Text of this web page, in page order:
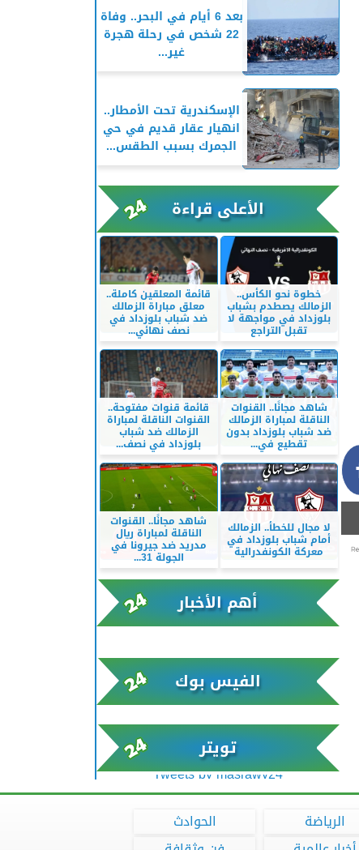
بعد 6 أيام في البحر.. وفاة
22 شخص في رحلة هجرة
غير...
الإسكندرية تحت الأمطار..
انهيار عقار قديم في حي
الجمرك بسبب الطقس...
الأعلى قراءة
خطوة نحو الكأس..
الزمالك يصطدم بشباب
بلوزداد في مواجهة لا
تقبل التراجع
قائمة المعلقين كاملة..
معلق مباراة الزمالك
ضد شباب بلوزداد في
نصف نهائي...
شاهد مجانًا.. القنوات
الناقلة لمباراة الزمالك
ضد شباب بلوزداد بدون
تقطيع في...
قائمة قنوات مفتوحة..
القنوات الناقلة لمباراة
الزمالك ضد شباب
بلوزداد في نصف...
لا مجال للخطأ.. الزمالك
أمام شباب بلوزداد في
معركة الكونفدرالية
شاهد مجانًا.. القنوات
الناقلة لمباراة ريال
مدريد ضد جيرونا في
الجولة 31...
أهم الأخبار
الفيس بوك
تويتر
Tweets by masrawy24
الرياضة
الحوادث